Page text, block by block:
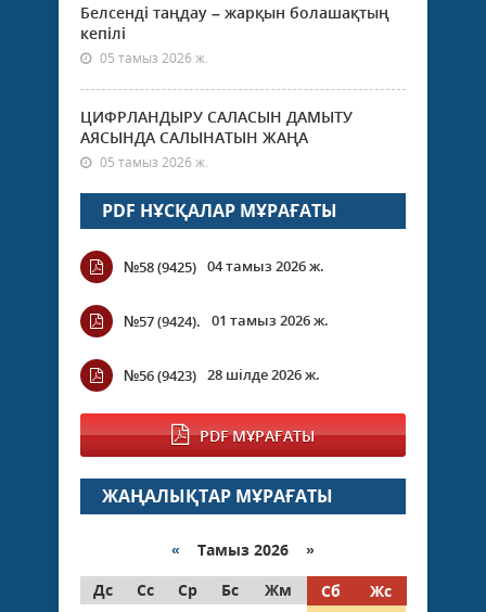
Белсенді таңдау – жарқын болашақтың
кепілі
05 тамыз 2026 ж.
ЦИФРЛАНДЫРУ САЛАСЫН ДАМЫТУ
АЯСЫНДА САЛЫНАТЫН ЖАҢА
05 тамыз 2026 ж.
PDF НҰСҚАЛАР МҰРАҒАТЫ
№58 (9425) 04 тамыз 2026 ж.
№57 (9424). 01 тамыз 2026 ж.
№56 (9423) 28 шілде 2026 ж.
PDF МҰРАҒАТЫ
ЖАҢАЛЫҚТАР МҰРАҒАТЫ
« Тамыз 2026 »
Дс
Сс Ср Бс Жм Сб
Жс